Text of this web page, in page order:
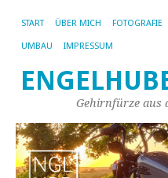
START ÜBER MICH FOTOGRAFIE
UMBAU IMPRESSUM
Gehirnfürze aus